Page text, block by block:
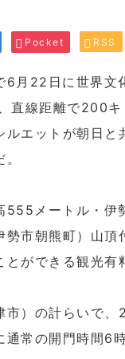
Pocket RSS
6月22日に世界文
直線距離で200
ルエットが朝日
555メートル・伊
市朝熊町）山頂
とができる観光
市）の計らいで
通常の開門時間6